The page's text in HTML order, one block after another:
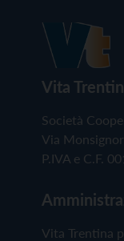
Vita
Società
Via
P.IVA e C.F.
Vita Trentina